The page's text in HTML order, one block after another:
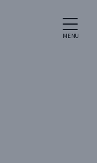
MENU